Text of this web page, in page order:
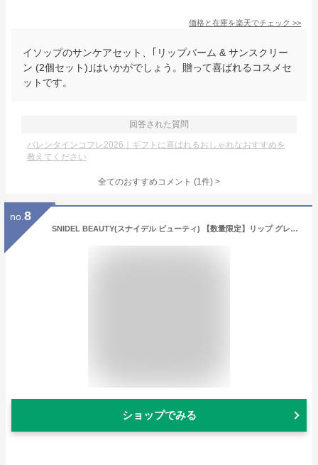
価格と在庫を楽天でチェック >>
イソップのサンケアセット、｢リップバーム & サンスクリー
ン (2個セット)｣はいかがでしょう。贈って喜ばれるコスメセ
ットです。
回答された質問
バレンタインコフレ2026｜ギフトに喜ばれるおしゃれなおすすめを
教えてください
全てのおすすめコメント (1件) >
no. 8
SNIDEL BEAUTY(スナイデル ビューティ) 【数量限定】リップ グレイズ キット 2026年1月21日より順次発送
ショップでみる